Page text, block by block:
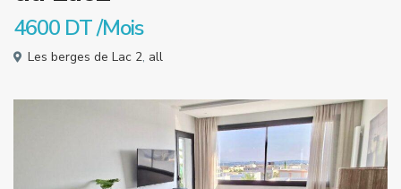
4600 DT/Mois
Les berges de Lac 2, all